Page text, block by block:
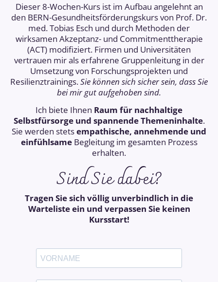
Dieser 8-Wochen-Kurs ist im Aufbau angelehnt an
den BERN-Gesundheitsförderungskurs von Prof. Dr.
med. Tobias Esch und durch Methoden der
wirksamen Akzeptanz- und Commitmenttherapie
(ACT) modifiziert. Firmen und Universitäten
vertrauen mir als erfahrene Gruppenleitung in der
Umsetzung von Forschungsprojekten und
Resilienztrainings.Sie können sich sicher sein, dass Sie
bei mir gut aufgehoben sind.
Ich biete Ihnen Raum für nachhaltige
Selbstfürsorge und spannende Themeninhalte.
Sie werden stetsempathische, annehmende und
einfühlsameBegleitung im gesamten Prozess
erhalten.
Sind Sie dabei?
Tragen Sie sich völlig unverbindlich in die
Warteliste ein und verpassen Sie keinen
Kursstart!